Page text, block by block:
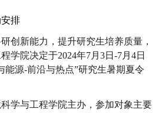
排
创新能力，提升研究生培养质量，
学院决定于2024年7月 3日 -7月 4日
能源-前沿与热点”研究生暑期夏令
学与工程学院主办，参加对象主要